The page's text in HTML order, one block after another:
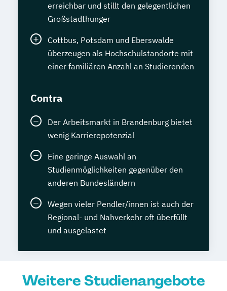
erreichbar und stillt den gelegentlichen
Großstadthunger
Cottbus, Potsdam und Eberswalde
überzeugen als Hochschulstandorte mit
einer familiären Anzahl an Studierenden
Contra
Der Arbeitsmarkt in Brandenburg bietet
wenig Karrierepotenzial
Eine geringe Auswahl an
Studienmöglichkeiten gegenüber den
anderen Bundesländern
Wegen vieler Pendler/innen ist auch der
Regional- und Nahverkehr oft überfüllt
und ausgelastet
Weitere Studienangebote